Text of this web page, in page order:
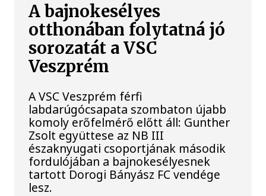
A bajnokesélyes
otthonában folytatná jó
sorozatát a VSC
Veszprém
A VSC Veszprém férfi
labdarúgócsapata szombaton újabb
komoly erőfelmérő előtt áll: Gunther
Zsolt együttese az NB III
északnyugati csoportjának második
fordulójában a bajnokesélyesnek
tartott Dorogi Bányász FC vendége
lesz.